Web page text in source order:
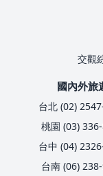
交觀
國內外旅
台北 (02)
桃園 (03)
台中 (04)
台南 (06)